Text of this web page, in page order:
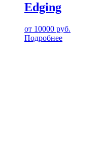
Edging
от 10000 руб.
Подробнее